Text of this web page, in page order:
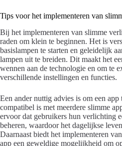
Tips voor het implementeren van
Bij het implementeren van slimme
raden om klein te beginnen. Het is
basislampen te starten en geleidelijk
lampen uit te breiden. Dit maakt het
wennen aan de technologie en om te
verschillende instellingen en functies.
Een ander nuttig advies is om een
compatibel is met meerdere slimme
ervoor dat gebruikers hun verlichting
beheren, waardoor het dagelijkse
Daarnaast biedt het implementeren
app een geweldige mogelijkheid om